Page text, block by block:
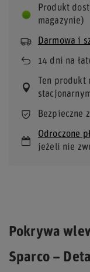
Produkt
magazynie)
Darmowa i
14 dni na
Ten
Bezpieczne
Odroczone
jeżeli nie
Pokrywa
Sparco –